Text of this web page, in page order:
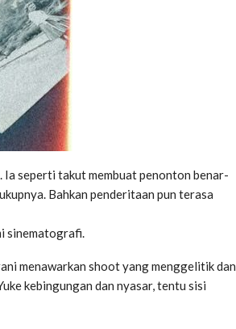
Ia seperti takut membuat penonton benar-
Bahkan penderitaan pun terasa
sinematografi.
menawarkan shoot yang menggelitik dan
kebingungan dan nyasar, tentu sisi